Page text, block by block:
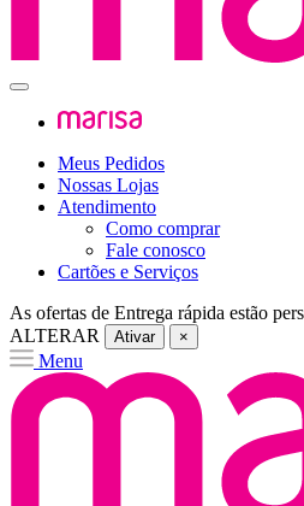
Meus Pedidos
Nossas Lojas
Atendimento
Como comprar
Fale conosco
Cartões e Serviços
As ofertas de Entrega rápida estão
ALTERAR
Ativar ×
Menu